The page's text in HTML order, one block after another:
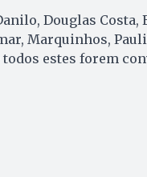
Douglas Costa,
Marquinhos,
estes forem